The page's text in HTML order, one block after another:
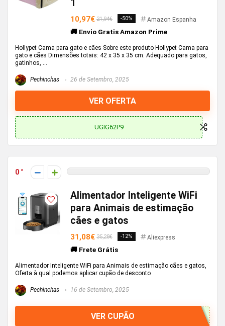
1
10,97€ 21,94€ -50% Amazon Espanha
🚚 Envio Gratis Amazon Prime
Hollypet Cama para gato e cães Sobre este produto Hollypet Cama para
gato e cães Dimensões totais: 42 x 35 x 35 cm. Adequado para gatos,
gatinhos, ...
Pechinchas 26 de Setembro, 2025
VER OFERTA
UGIG62P9
0
Alimentador Inteligente WiFi
para Animais de estimação
cães e gatos
31,08€ 35,28€ -12% Aliexpress
🚚 Frete Grátis
Alimentador Inteligente WiFi para Animais de estimação cães e gatos,
Oferta à qual podemos aplicar cupão de desconto
Pechinchas 16 de Setembro, 2025
VER CUPÃO